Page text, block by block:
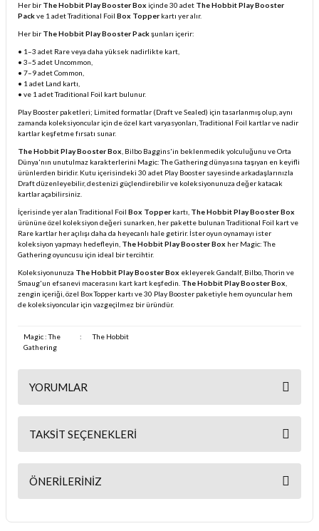
Her bir The Hobbit Play Booster Box içinde 30 adet The Hobbit Play Booster
Packve 1 adet Traditional Foil Box Topper kartı yer alır.
Her bir The Hobbit Play Booster Packşunları içerir:
• 1–3 adet Rare veya daha yüksek nadirlikte kart,
• 3–5 adet Uncommon,
• 7–9 adet Common,
• 1 adet Land kartı,
• ve 1 adet Traditional Foil kart bulunur.
Play Booster paketleri; Limited formatlar (Draft ve Sealed) için tasarlanmış olup, aynı
zamanda koleksiyoncular için de özel kart varyasyonları, Traditional Foil kartlar ve nadir
kartlar keşfetme fırsatı sunar.
The Hobbit Play Booster Box , Bilbo Baggins'in beklenmedik yolculuğunu ve Orta
Dünya'nın unutulmaz karakterlerini Magic: The Gathering dünyasına taşıyan en keyifli
ürünlerden biridir. Kutu içerisindeki 30 adet Play Booster sayesinde arkadaşlarınızla
Draft düzenleyebilir, destenizi güçlendirebilir ve koleksiyonunuza değer katacak
kartlar açabilirsiniz.
İçerisinde yer alan Traditional Foil Box Topper kartı, The Hobbit Play Booster Box
ürününe özel koleksiyon değeri sunarken, her pakette bulunan Traditional Foil kart ve
Rare kartlar her açılışı daha da heyecanlı hale getirir. İster oyun oynamayı ister
koleksiyon yapmayı hedefleyin, The Hobbit Play Booster Box her Magic: The
Gathering oyuncusu için ideal bir tercihtir.
Koleksiyonunuza The Hobbit Play Booster Box ekleyerek Gandalf, Bilbo, Thorin ve
Smaug'un efsanevi macerasını kart kart keşfedin. The Hobbit Play Booster Box
zengin içeriği, özel Box Topper kartı ve 30 Play Booster paketiyle hem oyuncular hem
de koleksiyoncular için vazgeçilmez bir üründür.
Magic : The
Gathering
: The Hobbit
YORUMLAR
TAKSIT SEÇENEKLERI
ÖNERILERINIZ